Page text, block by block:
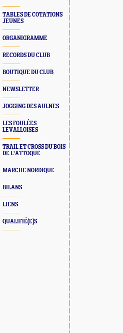
TABLES DE COTATIONS
JEUNES
ORGANIGRAMME
RECORDS DU CLUB
BOUTIQUE DU CLUB
NEWSLETTER
JOGGING DES AULNES
LES FOULÉES
LEVALLOISES
TRAIL ET CROSS DU BOIS
DE L'ATTOQUE
MARCHE NORDIQUE
BILANS
LIENS
QUALIFIÉ(E)S